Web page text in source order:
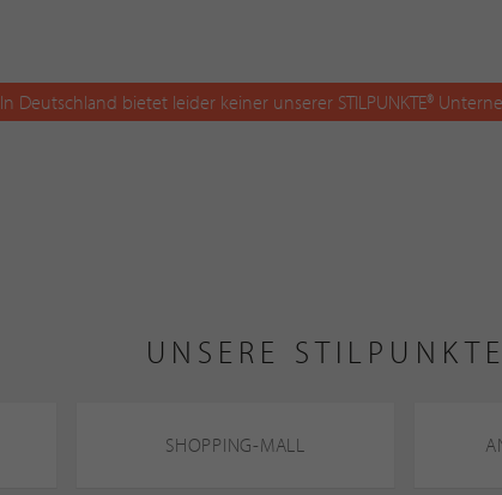
In Deutschland bietet leider keiner unserer STILPUNKTE®
UNSERE
SHOPPING-MALL